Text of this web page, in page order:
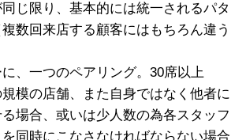
じ限り、基本的には統一されるパタ
数回来店する顧客にはもちろん違う
、一つのペアリング。30席以上
模の店舗、また自身ではなく他者に
場合、或いは少人数の為各スタッフ
同時にこなさなければならない場合